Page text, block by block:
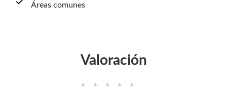
Áreas comunes
Valoración